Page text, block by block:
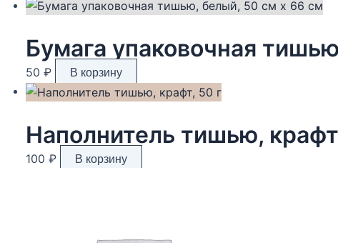
Бумага упаковочная
50 ₽ В корзину
Наполнитель тишью,
100 ₽ В корзину